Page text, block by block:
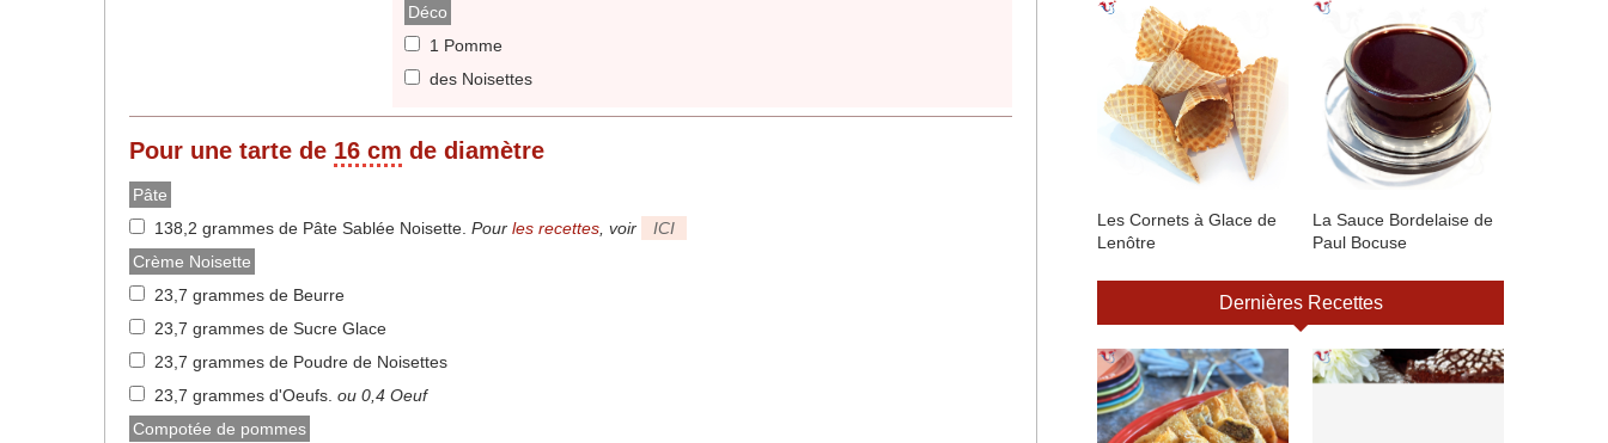
Déco
1 Pomme
des Noisettes
Pour une tarte de 16 cm de diamètre
Pâte
138,2 grammes de Pâte Sablée Noisette Pour les recettes , voir
ICI
Crème Noisette
23,7 grammes de Beurre
23,7 grammes de Sucre Glace
23,7 grammes de Poudre de Noisettes
23,7 grammes d'Oeufs ou 0,4 Oeuf
Compotée de pommes
Les Cornets à Glace de
Lenôtre
La Sauce Bordelaise de
Paul Bocuse
Dernières Recettes